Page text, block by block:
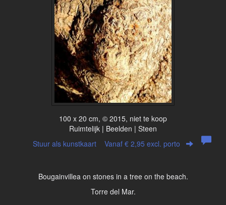
100 x 20 cm, © 2015, niet te koop
Ruimtelijk | Beelden | Steen
Stuur als kunstkaart Vanaf € 2,95 excl. porto
Bougainvillea on stones in a tree on the beach.
Torre del Mar.